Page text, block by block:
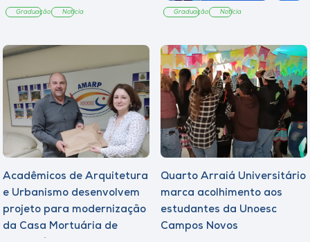
Graduação Notícia Graduação Notícia
Acadêmicos de Arquitetura
e Urbanismo desenvolvem
projeto para modernização
da Casa Mortuária de
Quarto Arraiá Universitário
marca acolhimento aos
estudantes da Unoesc
Campos Novos